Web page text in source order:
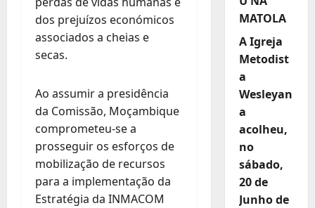
dos prejuízos económicos
associados a cheias e
secas.
Ao assumir a presidência
da Comissão, Moçambique
comprometeu-se a
prosseguir os esforços de
mobilização de recursos
para a implementação da
Estratégia da INMACOM
MATOLA
A Igreja
Metodist
a
Wesleyan
a
acolheu,
no
sábado,
20 de
Junho de